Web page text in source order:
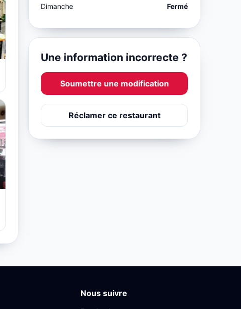
Dimanche Fermé
Une information incorrecte ?
Soumettre une modification
Réclamer ce restaurant
Nous suivre